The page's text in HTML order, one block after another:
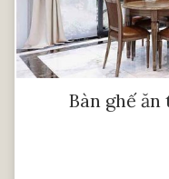
Bàn ghế